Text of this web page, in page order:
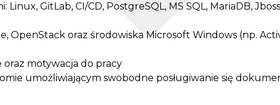
GitLab, CI/CD, PostgreSQL, MS SQL, MariaDB,
OpenStack oraz środowiska Microsoft Windows (np.
oraz motywacja do pracy
umożliwiającym swobodne posługiwanie się